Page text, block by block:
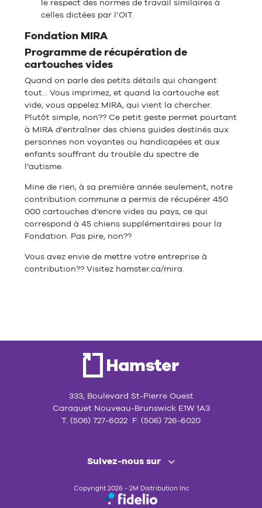
le respect des normes de travail similaires à
celles dictées par l’OIT.
Fondation MIRA
Programme de récupération de
cartouches vides
Quand on parle des petits détails qui changent
tout... Vous imprimez, et quand la cartouche est
vide, vous appelez MIRA, qui vient la chercher.
Plutôt simple, non?? Ce petit geste permet pourtant
à MIRA d’entraîner des chiens guides destinés aux
personnes non voyantes ou handicapées et aux
enfants souffrant du trouble du spectre de
l’autisme.
Mine de rien, à sa première année seulement, notre
contribution commune a permis de récupérer 450
000 cartouches d’encre vides au pays, ce qui
correspond à 45 chiens supplémentaires pour la
Fondation. Pas pire, non??
Vous avez envie de mettre votre entreprise à
contribution?? Visitez hamster.ca/mira.
333, Boulevard St-Pierre Ouest
Caraquet Nouveau-Brunswick E1W 1A3
T. (506) 727-6022 F. (506) 726-6020
Suivez-nous sur
Copyright 2026 - 2M Distribution Inc